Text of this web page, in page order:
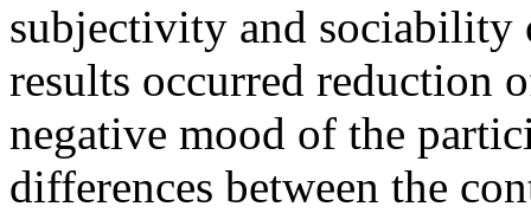
subjectivity and sociability
results occurred reduction
negative mood of the
differences between the